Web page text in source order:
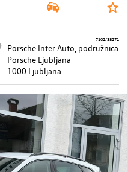
Porsche Inter Auto, podružnica
Porsche Ljubljana
1000 Ljubljana
7102/38271